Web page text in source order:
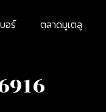
อร์ ตลาดมูเตลู